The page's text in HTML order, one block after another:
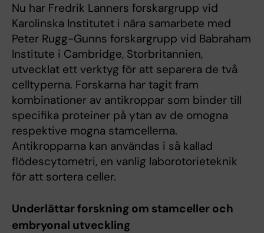
Nu har Fredrik Lanners forskargrupp vid
Karolinska Institutet i nära samarbete med
Peter Rugg-Gunns forskargrupp vid Babraham
Institute i Cambridge, Storbritannien,
utvecklat ett verktyg för att separera de två
celltyperna. Forskarna har tagit fram
kombinationer av antikroppar som binder till
specifika proteiner på ytan av de omogna
respektive mogna stamcellerna.
Antikropparna kan användas i så kallad
flödescytometri, en vanlig laborotorieteknik
för att sortera celler.
Underlättar forskning om stamceller och
embryonal utveckling